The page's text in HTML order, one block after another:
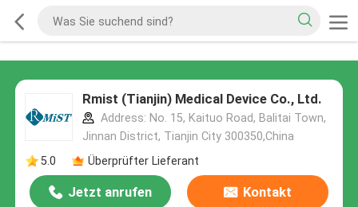
Rmist (Tianjin) Medical Device Co., Ltd.
Address: No. 15, Kaituo Road, Balitai Town,
Jinnan District, Tianjin City 300350,China
5.0
Überprüfter Lieferant
Jetzt anrufen Kontakt